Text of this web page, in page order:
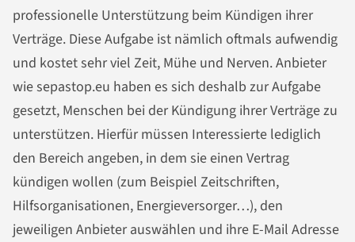
professionelle Unterstützung beim Kündigen ihrer
Verträge. Diese Aufgabe ist nämlich oftmals aufwendig
und kostet sehr viel Zeit, Mühe und Nerven. Anbieter
wie sepastop.eu haben es sich deshalb zur Aufgabe
gesetzt, Menschen bei der Kündigung ihrer Verträge zu
unterstützen. Hierfür müssen Interessierte lediglich
den Bereich angeben, in dem sie einen Vertrag
kündigen wollen (zum Beispiel Zeitschriften,
Hilfsorganisationen, Energieversorger…), den
jeweiligen Anbieter auswählen und ihre E-Mail Adresse